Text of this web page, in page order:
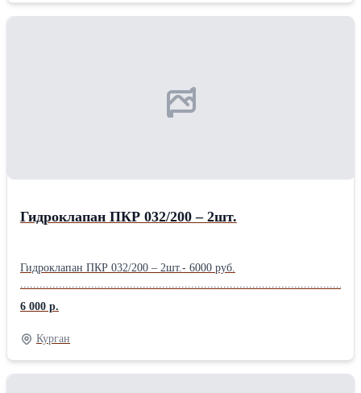
Гидроклапан ПКР 032/200 – 2шт.
Гидроклапан ПКР 032/200 – 2шт.- 6000 руб.
6 000 р.
Курган